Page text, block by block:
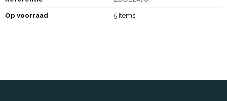
Op voorraad 5 Items